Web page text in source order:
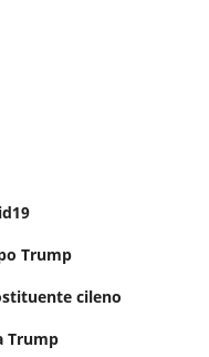
Trump
cileno
Trump